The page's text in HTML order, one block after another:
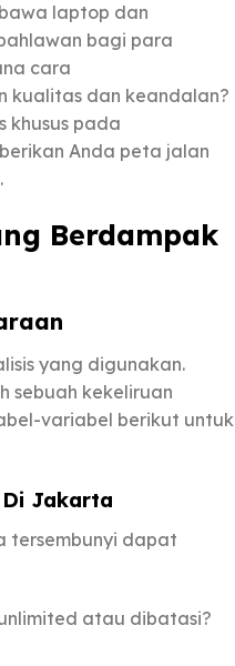
laptop dan
bagi para
cara
kualitas dan keandalan?
khusus pada
Anda peta jalan
Berdampak
yang digunakan.
sebuah kekeliruan
variabel berikut untuk
Jakarta
tersembunyi dapat
atau dibatasi?